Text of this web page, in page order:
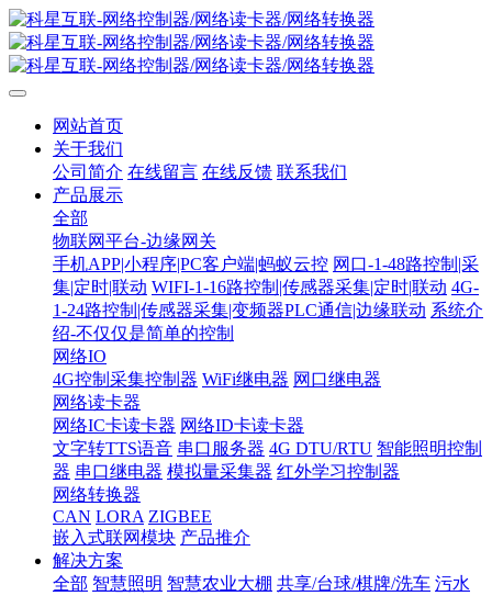
网站首页
关于我们
公司简介 在线留言 在线反馈 联系我们
产品展示
全部
物联网平台-边缘网关
手机APP|小程序|PC客户端|蚂蚁云控 网口-1-48路控制|采
集|定时|联动 WIFI-1-16路控制|传感器采集|定时|联动 4G-
1-24路控制|传感器采集|变频器PLC通信|边缘联动 系统介
绍-不仅仅是简单的控制
网络IO
4G控制采集控制器 WiFi继电器 网口继电器
网络读卡器
网络IC卡读卡器 网络ID卡读卡器
文字转TTS语音 串口服务器 4G DTU/RTU 智能照明控制
器 串口继电器 模拟量采集器 红外学习控制器
网络转换器
CAN LORA ZIGBEE
嵌入式联网模块 产品推介
解决方案
全部 智慧照明 智慧农业大棚 共享/台球/棋牌/洗车 污水